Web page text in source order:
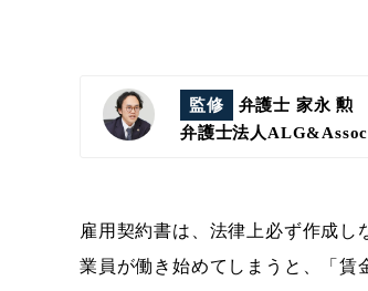
監修
弁護士 家永 勲
弁護士法人
雇用契約書は、法律上必ず作成
業員が働き始めてしまうと、「賃